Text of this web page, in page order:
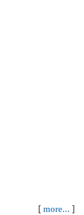
[ more... ]